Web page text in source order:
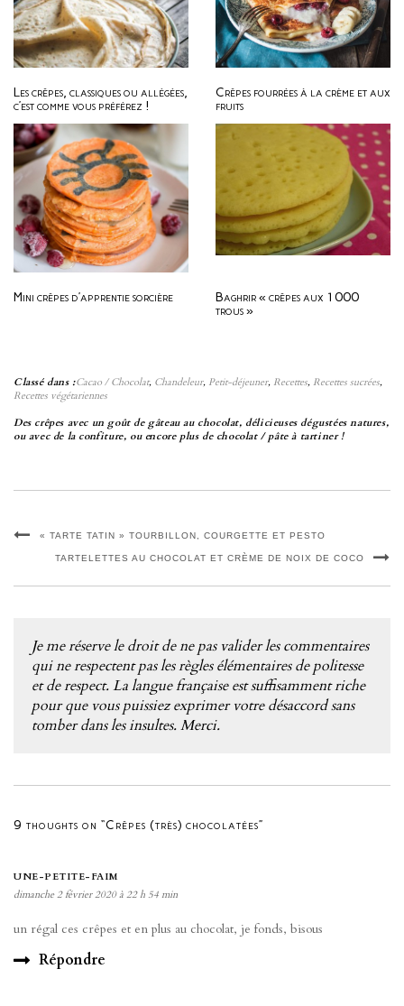
Les crêpes, classiques ou allégées,
c’est comme vous préférez !
Crêpes fourrées à la crème et aux
fruits
Mini crêpes d’apprentie sorcière
Baghrir « crêpes aux 1000
trous »
Classé dans :Cacao / Chocolat, Chandeleur, Petit-déjeuner, Recettes, Recettes sucrées,
Recettes végétariennes
Des crêpes avec un goût de gâteau au chocolat, délicieuses dégustées natures,
ou avec de la confiture, ou encore plus de chocolat / pâte à tartiner !
« TARTE TATIN » TOURBILLON, COURGETTE ET PESTO
TARTELETTES AU CHOCOLAT ET CRÈME DE NOIX DE COCO
Je me réserve le droit de ne pas valider les commentaires
qui ne respectent pas les règles élémentaires de politesse
et de respect. La langue française est suffisamment riche
pour que vous puissiez exprimer votre désaccord sans
tomber dans les insultes. Merci.
9 thoughts on “Crêpes (très) chocolatées”
UNE-PETITE-FAIM
dimanche 2 février 2020 à 22 h 54 min
un régal ces crêpes et en plus au chocolat, je fonds, bisous
Répondre